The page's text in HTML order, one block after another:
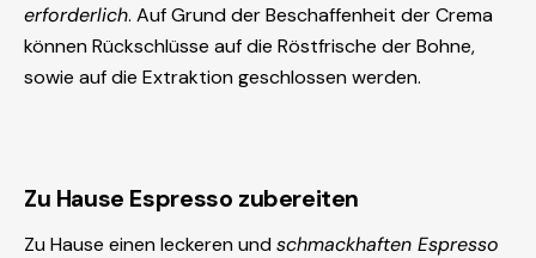
erforderlich. Auf Grund der Beschaffenheit der Crema
können Rückschlüsse auf die Röstfrische der Bohne,
sowie auf die Extraktion geschlossen werden.
Zu Hause Espresso zubereiten
Zu Hause einen leckeren undschmackhaften Espresso